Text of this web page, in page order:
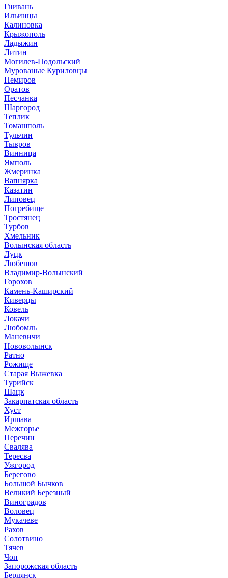
Гнивань
Ильинцы
Калиновка
Крыжополь
Ладыжин
Литин
Могилев-Подольский
Мурованые Куриловцы
Немиров
Оратов
Песчанка
Шаргород
Теплик
Томашполь
Тульчин
Тывров
Винница
Ямполь
Жмеринка
Вапнярка
Казатин
Липовец
Погребище
Тростянец
Турбов
Хмельник
Волынская область
Луцк
Любешов
Владимир-Волынский
Горохов
Камень-Каширский
Киверцы
Ковель
Локачи
Любомль
Маневичи
Нововолынск
Ратно
Рожище
Старая Выжевка
Турийск
Шацк
Закарпатская область
Хуст
Иршава
Межгорье
Перечин
Свалява
Тересва
Ужгород
Берегово
Большой Бычков
Великий Березный
Виноградов
Воловец
Мукачеве
Рахов
Солотвино
Тячев
Чоп
Запорожская область
Бердянск